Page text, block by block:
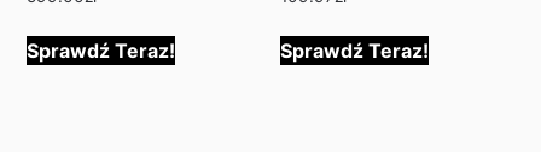
Sprawdź Teraz! Sprawdź Teraz!